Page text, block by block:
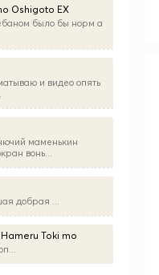
Oshigoto EX
было бы норм а
и видео опять
маменькин
вонь...
добрая ...
Toki mo